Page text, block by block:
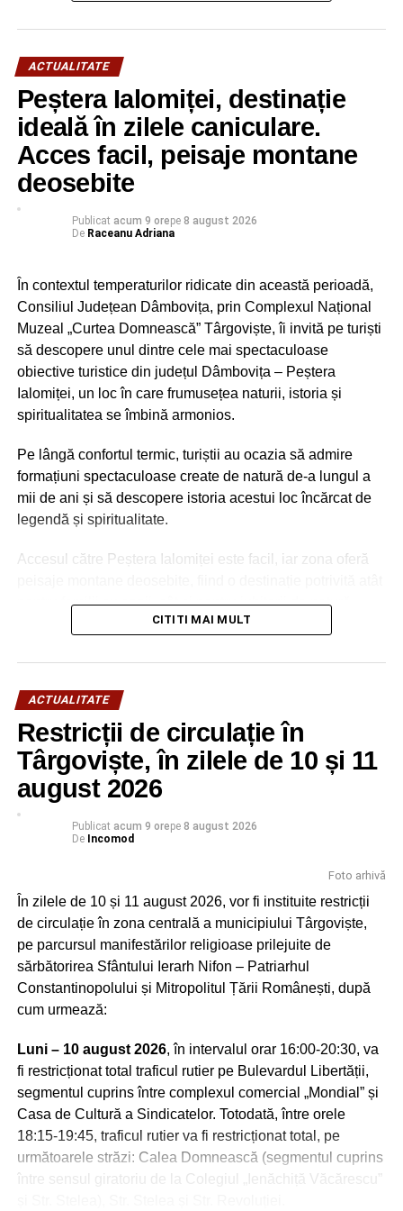
drepturile românilor, pentru alte soluții decât cele de
locuri de muncă, pentru protecția socială a persoanelor
vulnerabile, pentru creșterea producției interne și
industrializarea României, pentru asigurarea
sustenabilității finanțelor publice.
RELATIONATE: ADRIAN ŢUŢUIANU
POLITIC
PRO ROMÂNIA
URMATOAREA
221 de locuri de muncă disponibile prin AJOFM
Dâmbovița
ACTUALITATE
Peștera Ialomiței, destinație
ideală în zilele caniculare.
Acces facil, peisaje montane
deosebite
Publicat acum 9 orepe 8 august 2026
De Raceanu Adriana
În contextul temperaturilor ridicate din această perioadă,
Consiliul Județean Dâmbovița, prin Complexul Național
Muzeal „Curtea Domnească” Târgoviște, îi invită pe turiști
să descopere unul dintre cele mai spectaculoase
obiective turistice din județul Dâmbovița – Peștera
Ialomiței, un loc în care frumusețea naturii, istoria și
spiritualitatea se îmbină armonios.
Pe lângă confortul termic, turiștii au ocazia să admire
formațiuni spectaculoase create de natură de-a lungul a
mii de ani și să descopere istoria acestui loc încărcat de
legendă și spiritualitate.
Accesul către Peștera Ialomiței este facil, iar zona oferă
pentru familii cu copii, cât și pentru iubitorii de natură,
drumeție și patrimoniu.
Peştera Ialomiţei este situată în localitatea Moroeni,
judetul Dâmboviţa, pe versantul drept al Cheilor Ialomiţei,
la o altitudine de 1.660 m, scobită în calcarele jurasice ale
Muntelui Bătrâna. Numele acesteia vine de la râul
Ialomiţa, care izvorăşte la 10 km distanţă din circul glaciar
numit Obârşia Ialomiţei, situată sub Vârful Găvanele
(2.479 m), aflat la 600 m de Vârful Omu şi la o distanţă
mai mică de Vârful Ocolit, numit şi Bucura Dumbravă.
Încărcătura deosebită a acestor locuri i-a atras de-a lungul
timpului atât pe daci, cât şi pe primii creştini, călugării,
care se aflau în căutarea însingurării şi a unui loc de
rugăciune departe de zgomotul lumii. Se spune că în
CITITI MAI MULT
ACTUALITATE
Restricții de circulație în
Târgoviște, în zilele de 10 și 11
august 2026
Publicat acum 9 orepe 8 august 2026
De Incomod
Foto arhivă
În zilele de 10 și 11 august 2026, vor fi instituite restricții
de circulație în zona centrală a municipiului Târgoviște,
pe parcursul manifestărilor religioase prilejuite de
sărbătorirea Sfântului Ierarh Nifon – Patriarhul
Constantinopolului și Mitropolitul Țării Românești, după
cum urmează:
Luni – 10 august 2026, în intervalul orar 16:00-20:30, va
fi restricționat total traficul rutier pe Bulevardul Libertății,
segmentul cuprins între complexul comercial „Mondial” și
Casa de Cultură a Sindicatelor. Totodată, între orele
18:15-19:45, traficul rutier va fi restricționat total, pe
următoarele străzi: Calea Domnească (segmentul cuprins
între sensul giratoriu de la Colegiul „Ienăchiță Văcărescu”